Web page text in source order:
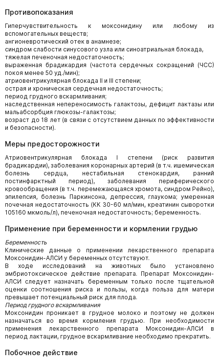
Противопоказания
Гиперчувствительность к моксонидину или любому из
вспомогательных веществ;
ангионевротический отек в анамнезе;
синдром слабости синусового узла или синоатриальная блокада,
тяжелая печеночная недостаточность;
выраженная брадикардия (частота сердечных сокращений (ЧСС)
покоя менее 50 уд./мин);
атриовентрикулярная блокада II и III степени;
острая и хроническая сердечная недостаточность;
период грудного вскармливания;
наследственная непереносимость галактозы, дефицит лактазы или
мальабсорбция глюкозы-галактозы;
возраст до 18 лет (в связи с отсутствием данных по эффективности
и безопасности).
Меры предосторожности
Атриовентрикулярная блокада I степени (риск развития
брадикардии), заболевания коронарных артерий (в т.ч. ишемическая
болезнь сердца, нестабильная стенокардия, ранний
постинфарктный период), заболевания периферического
кровообращения (в т.ч. перемежающаяся хромота, синдром Рейно),
эпилепсия, болезнь Паркинсона, депрессия, глаукома; умеренная
почечная недостаточность (КК 30-60 мл/мин, креатинин сыворотки
105­160 мкмоль/л), печеночная недостаточность; беременность.
Применение при беременности и кормлении грудью
Беременность
Клинические данные о применении лекарственного препарата
Моксонидин-АЛСИ у беременных отсутствуют.
В ходе исследований на животных было установлено
эмбриотоксическое действие препарата. Препарат Моксонидин-
АЛСИ следует назначать беременным только после тщательной
оценки соотношения риска и пользы, когда польза для матери
превышает потенциальный риск для плода.
Период грудного вскармливания
Моксонидин проникает в грудное молоко и поэтому не должен
назначаться во время кормления грудью. При необходимости
применения лекарственного препарата Моксонидин-АЛСИ в
период лактации, грудное вскармливание необходимо прекратить.
Побочное действие